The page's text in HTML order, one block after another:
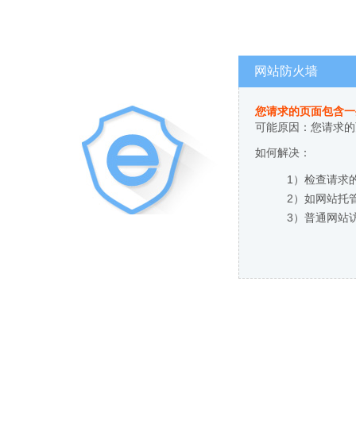
网站防火墙
您请求的页面包含
可能原因：您请求
如何解决：
1）检查请求
2）如网站托
3）普通网站